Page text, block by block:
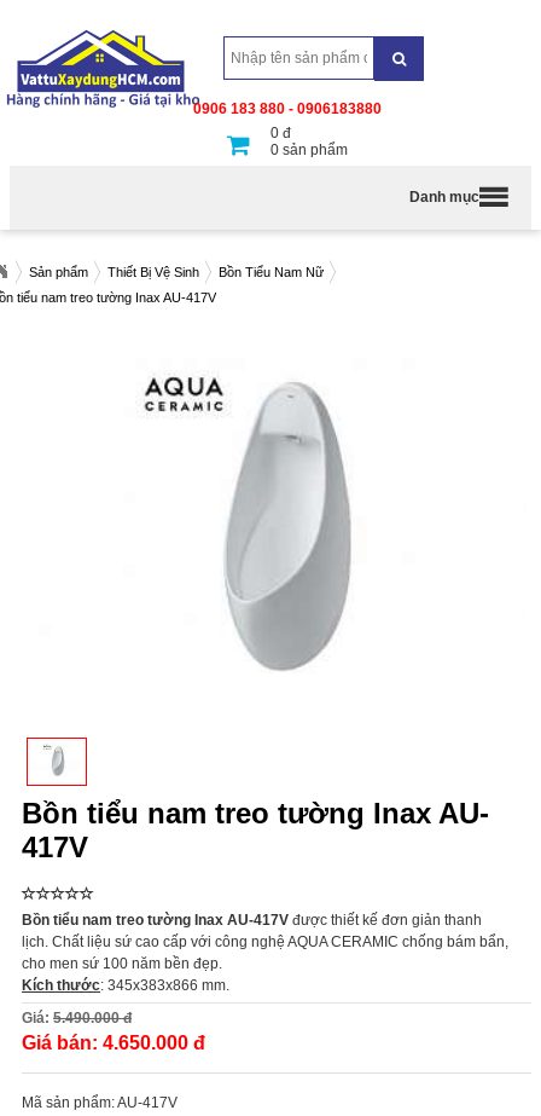
0906 183 880 - 0906183880
0 đ
0 sản phẩm
Danh mục
Sản phẩm Thiết Bị Vệ Sinh
Bồn Tiểu Nam Nữ
tiểu nam treo tường Inax AU-417V
Bồn tiểu nam treo tường Inax AU-
417V
Bồn tiểu nam treo tường Inax AU-417V được thiết kế đơn giản thanh
lịch. Chất liệu sứ cao cấp với công nghệ AQUA CERAMIC chống bám bẩn,
cho men sứ 100 năm bền đẹp.
Kích thước: 345x383x866 mm.
Giá: 5.490.000 đ
Giá bán: 4.650.000 đ
Mã sản phẩm:AU-417V